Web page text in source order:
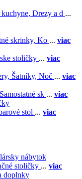
Drezy a d ...
skrinky, Ko ... viac
stoličky ... viac
Šatníky, Noč ... viac
Samostatné sk ... viac
stol ... viac
nábytok
stoličky ... viac
doplnky